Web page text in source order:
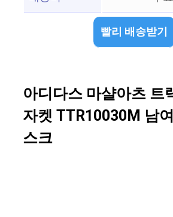
빨리 배송받기
아디다스 마샬아츠 트
자켓 TTR10030M 남
스크